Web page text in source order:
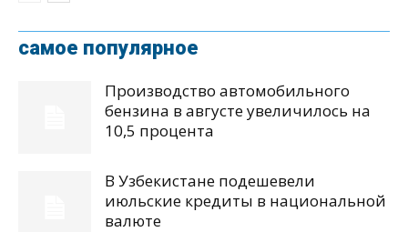
самое популярное
Производство автомобильного
бензина в августе увеличилось на
10,5 процента
В Узбекистане подешевели
июльские кредиты в национальной
валюте